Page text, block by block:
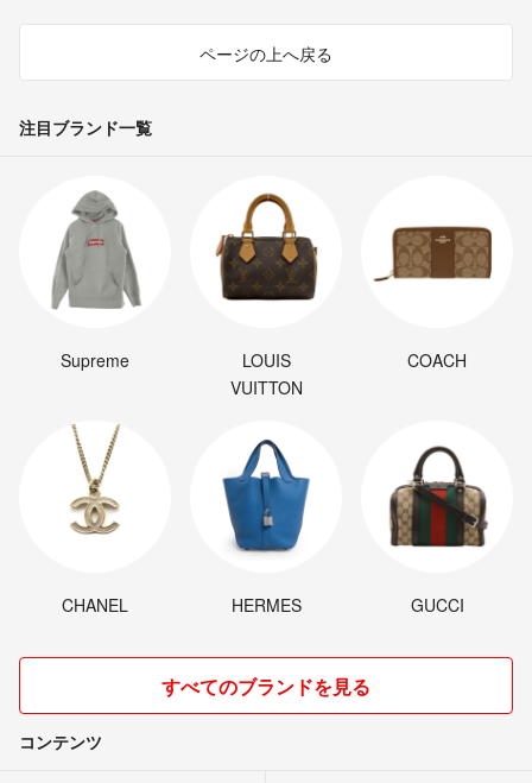
ページの上へ戻る
注目ブランド一覧
Supreme
LOUIS
VUITTON
COACH
CHANEL HERMES GUCCI
すべてのブランドを見る
コンテンツ